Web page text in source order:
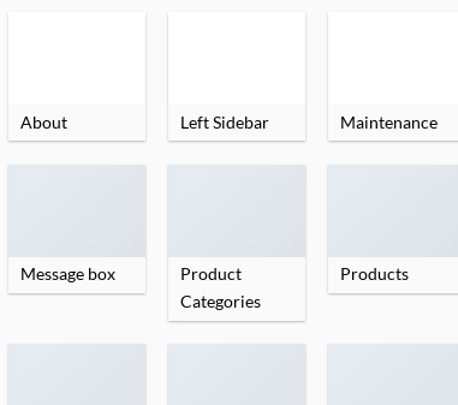
About Left Sidebar Maintenance
Message box
Product
Categories
Products